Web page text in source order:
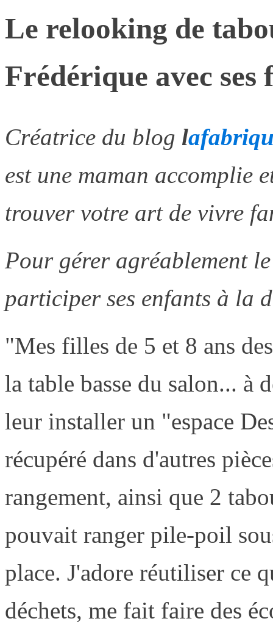
Le relooking de
Frédérique avec ses
Créatrice du blog l
est une maman accomplie
trouver votre art de vivre
Pour gérer agréablement
participer ses enfants à la
"Mes filles de 5 et 8 ans
la table basse du salon... à
leur installer un "espace
récupéré dans d'autres
rangement, ainsi que 2
pouvait ranger pile-poil
place. J'adore réutiliser ce
déchets, me fait faire des